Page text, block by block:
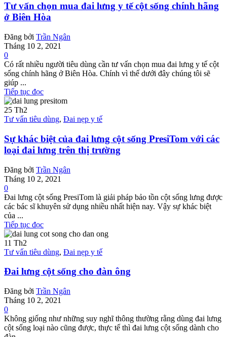
Tư vấn chọn mua đai lưng y tế cột sống chính hãng
ở Biên Hòa
Đăng bởi Trần Ngân
Tháng 10 2, 2021
0
Có rất nhiều người tiêu dùng cần tư vấn chọn mua đai lưng y tế cột
sống chính hãng ở Biên Hòa. Chính vì thế dưới đây chúng tôi sẽ
giúp ...
Tiếp tục đọc
25 Th2
Tư vấn tiêu dùng, Đai nẹp y tế
Sự khác biệt của đai lưng cột sống PresiTom với các
loại đai lưng trên thị trường
Đăng bởi Trần Ngân
Tháng 10 2, 2021
0
Đai lưng cột sống PresiTom là giải pháp bảo tồn cột sống lưng được
các bác sĩ khuyên sử dụng nhiều nhất hiện nay. Vậy sự khác biệt
của ...
Tiếp tục đọc
11 Th2
Tư vấn tiêu dùng, Đai nẹp y tế
Đai lưng cột sống cho đàn ông
Đăng bởi Trần Ngân
Tháng 10 2, 2021
0
Không giống như những suy nghĩ thông thường rằng dùng đai lưng
cột sống loại nào cũng được, thực tế thì đai lưng cột sống dành cho